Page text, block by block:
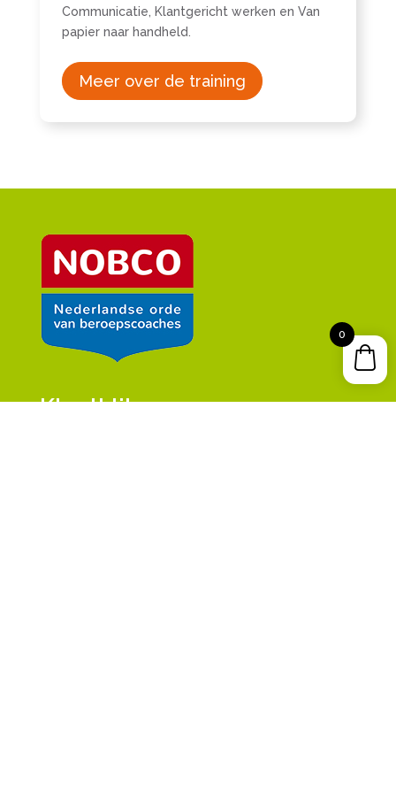
Communicatie, Klantgericht werken en Van
papier naar handheld.
Meer over de training
Klantklik
0